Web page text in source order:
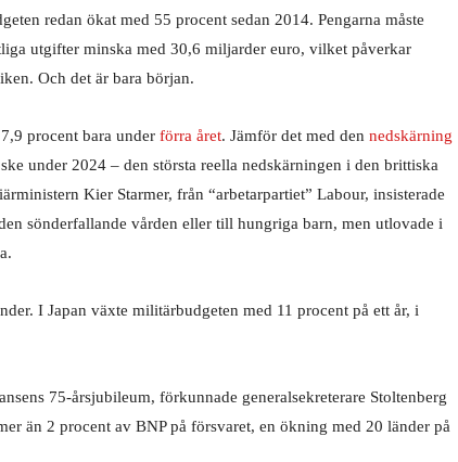
redan ökat med 55 procent sedan 2014. Pengarna måste
utgifter minska med 30,6 miljarder euro, vilket påverkar
Och det är bara början.
procent bara under förra året. Jämför det med den nedskärning
under 2024 – den största reella nedskärningen i den brittiska
Kier Starmer, från “arbetarpartiet” Labour, insisterade
sönderfallande vården eller till hungriga barn, men utlovade i
I Japan växte militärbudgeten med 11 procent på ett år, i
75-årsjubileum, förkunnade generalsekreterare Stoltenberg
än 2 procent av BNP på försvaret, en ökning med 20 länder på